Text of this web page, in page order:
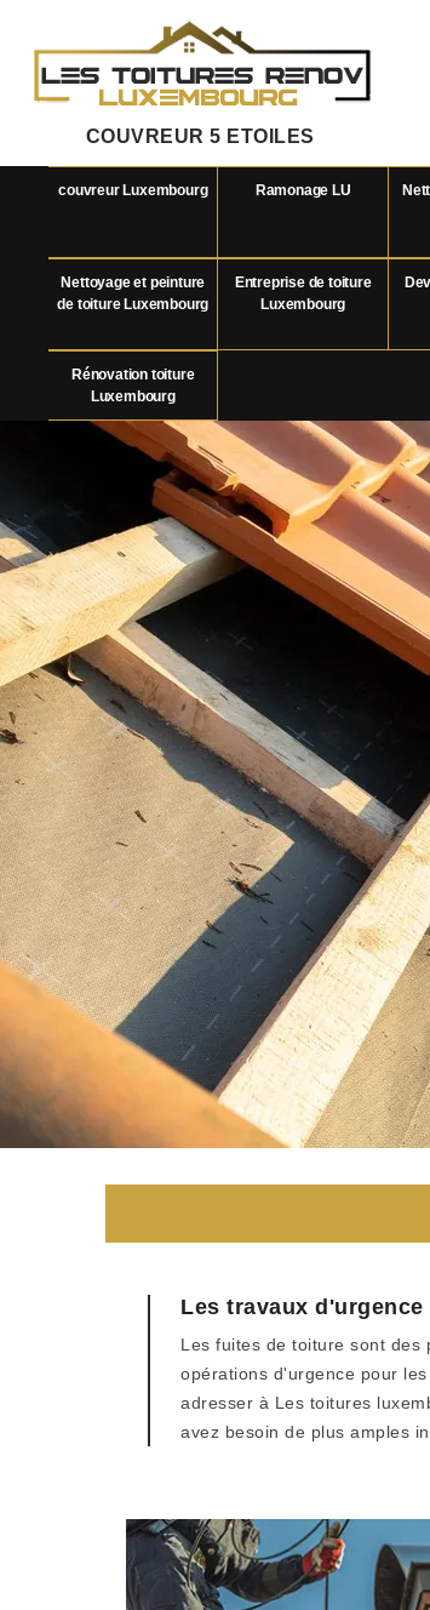
COUVREUR 5 ETOILES
couvreur Luxembourg Ramonage LU
Nettoyage et peinture
de toiture Luxembourg
Entreprise de toiture
Luxembourg
Rénovation toiture
Luxembourg
Les travaux
Les fuites de toiture sont des
opérations d'urgence pour
adresser à Les toitures
avez besoin de plus amples